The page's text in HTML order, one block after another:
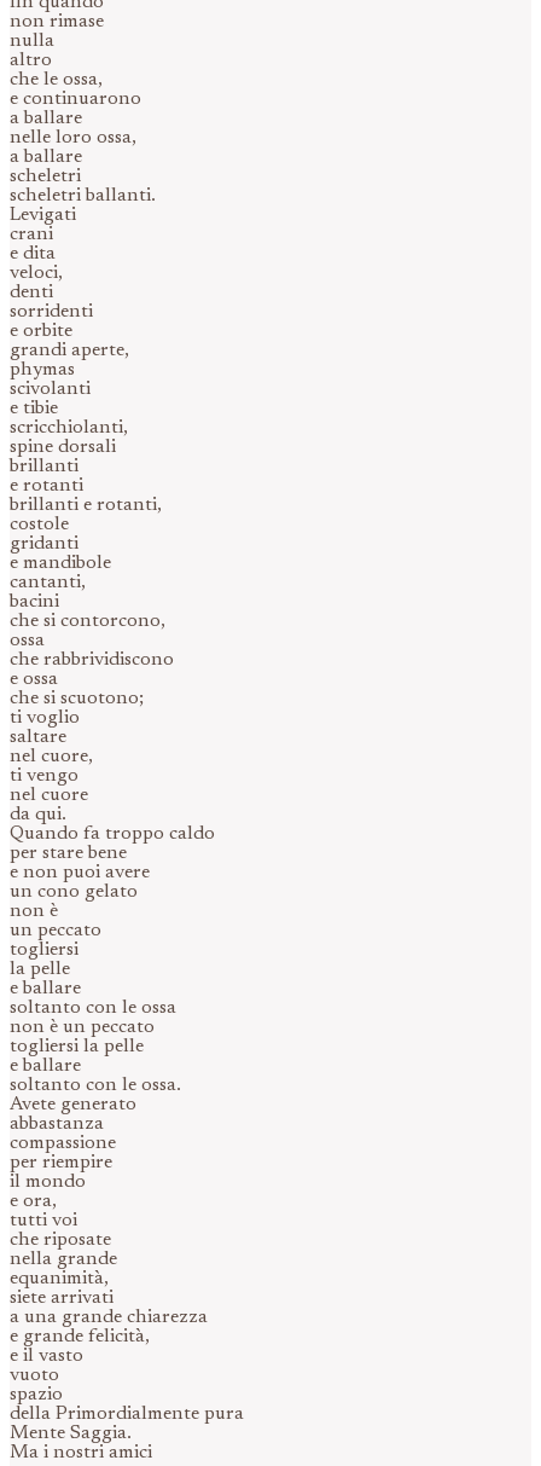
non rimase
nulla
altro
che le ossa,
e continuarono
a ballare
nelle loro ossa,
a ballare
scheletri
scheletri ballanti.
Levigati
crani
e dita
veloci,
denti
sorridenti
e orbite
grandi aperte,
phymas
scivolanti
e tibie
scricchiolanti,
spine dorsali
brillanti
e rotanti
brillanti e rotanti,
costole
gridanti
e mandibole
cantanti,
bacini
che si contorcono,
ossa
che rabbrividiscono
e ossa
che si scuotono;
ti voglio
saltare
nel cuore,
ti vengo
nel cuore
da qui.
Quando fa troppo caldo
per stare bene
e non puoi avere
un cono gelato
non è
un peccato
togliersi
la pelle
e ballare
soltanto con le ossa
non è un peccato
togliersi la pelle
e ballare
soltanto con le ossa.
Avete generato
abbastanza
compassione
per riempire
il mondo
e ora,
tutti voi
che riposate
nella grande
equanimità,
siete arrivati
a una grande chiarezza
e grande felicità,
e il vasto
vuoto
spazio
della Primordialmente pura
Mente Saggia.
Ma i nostri amici